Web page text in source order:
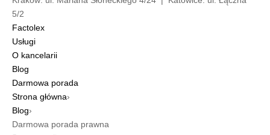
5/2
Factolex
Usługi
O kancelarii
Blog
Darmowa porada
Strona główna›
Blog›
Darmowa porada prawna